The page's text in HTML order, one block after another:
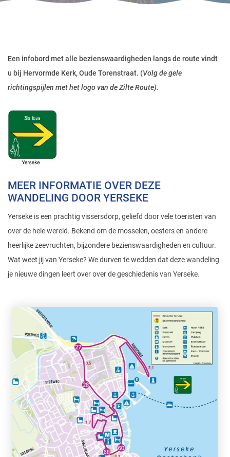
Een infobord met alle bezienswaardigheden langs de route vindt
u bij Hervormde Kerk, Oude Torenstraat. (Volg de gele
richtingspijlen met het logo van de Zilte Route).
MEER INFORMATIE OVER DEZE
WANDELING DOOR YERSEKE
Yerseke is een prachtig vissersdorp, geliefd door vele toeristen van
over de hele wereld. Bekend om de mosselen, oesters en andere
heerlijke zeevruchten, bijzondere bezienswaardigheden en cultuur.
Wat weet jij van Yerseke? We durven te wedden dat deze wandeling
je nieuwe dingen leert over over de geschiedenis van Yerseke.